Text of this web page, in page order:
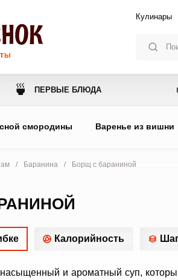
Кулинары
🍵 ПЕРВЫЕ БЛЮДА
смородины Варенье из вишни
/ Баранина / Борщ с бараниной
Калорийность
и ароматный суп,